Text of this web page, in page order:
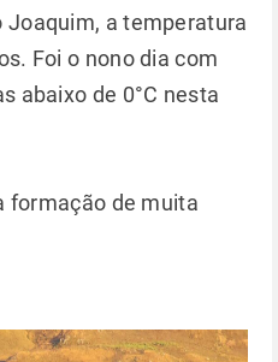
Joaquim, a temperatura
Foi o nono dia com
abaixo de 0°C nesta
formação de muita